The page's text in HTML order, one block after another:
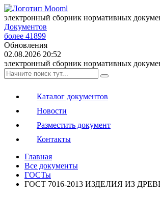
электронный сборник нормативных
Документов
более 41899
Обновления
02.08.2026 20:52
электронный сборник нормативных
Каталог документов
Новости
Разместить документ
Контакты
Главная
Все документы
ГОСТы
ГОСТ 7016-2013 ИЗДЕЛИЯ ИЗ